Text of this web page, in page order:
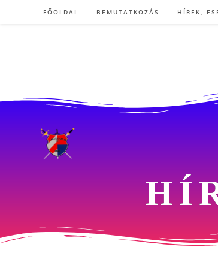
FŐOLDAL BEMUTATKOZÁS HÍREK,